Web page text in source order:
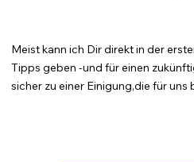
Meist kann ich Dir direkt in der
Tipps geben -und für einen
sicher zu einer Einigung,die für uns